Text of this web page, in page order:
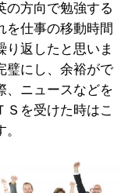
方向で勉強する
を仕事の移動時間
り返したと思いま
璧にし、余裕がで
、ニュースなどを
Ｓを受けた時はこ